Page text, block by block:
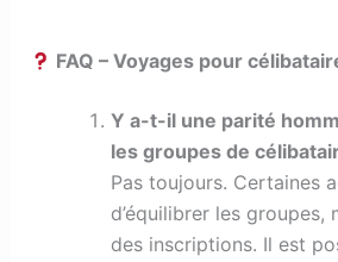
FAQ – Voyages pour
Y a-t-il une parité
les groupes de
Pas toujours. Certaines
d’équilibrer les groupes,
des inscriptions. Il est